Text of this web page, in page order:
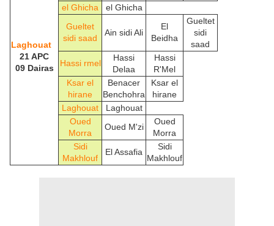
Laghouat
21 APC
09 Dairas
el Ghicha
el Ghicha
Gueltet
sidi saad
Ain sidi Ali
El
Beidha
Gueltet
sidi
saad
Hassi rmel
Hassi
Delaa
Hassi
R'Mel
Ksar el
hirane
Benacer
Benchohra
Ksar el
hirane
Laghouat
Laghouat
Oued
Morra
Oued M'zi
Oued
Morra
Sidi
Makhlouf
El Assafia
Sidi
Makhlouf